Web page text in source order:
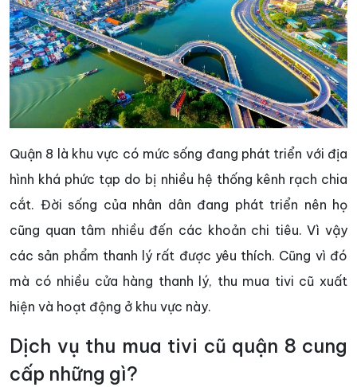
Quận 8 là khu vực có mức sống đang phát triển với địa
hình khá phức tạp do bị nhiều hệ thống kênh rạch chia
cắt. Đời sống của nhân dân đang phát triển nên họ
cũng quan tâm nhiều đến các khoản chi tiêu. Vì vậy
các sản phẩm thanh lý rất được yêu thích. Cũng vì đó
mà có nhiều cửa hàng thanh lý, thu mua tivi cũ xuất
hiện và hoạt động ở khu vực này.
Dịch vụ thu mua tivi cũ quận 8 cung
cấp những gì?